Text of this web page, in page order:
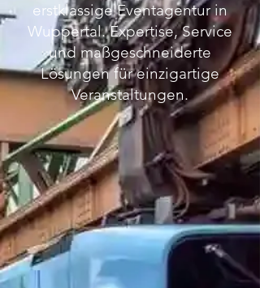
erstklassige Eventagentur in
Wuppertal. Expertise, Service
und maßgeschneiderte
Lösungen für einzigartige
Veranstaltungen.